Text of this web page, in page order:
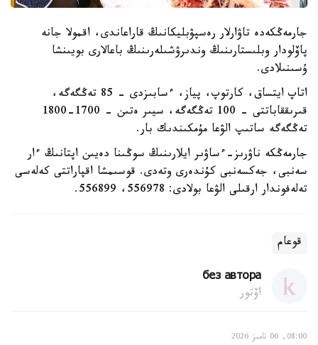
جارمەڭكەدە تاۋارلار رەسپۋبليكانىڭ قاراعاندى، اقمولا جانە
پاۆلودار وبلىستارىنىڭ وندىرۋشىلەرىنىڭ باعالارى بويىنشا
ۇسىنىلادى.
اتاپ ايتساق، كارتوپ، پياز، ءسابىزدى - 85 تەڭگەگە،
قىرىققاباتتى - 100 تەڭگەگە، سيىر ەتىن - 1700-1800
تەڭگەگە ساتىپ الۋعا مۇمكىندىك بار.
جارمەڭكە ناۋرىز-ءساۋىر ايلارىنىڭ سوڭىنا دەيىن اپتانىڭ ءار
سەنبى، جەكسەنبى كۇندەرى وتەدى. قوسىمشا اقپاراتتى كەلەسى
تەلەفوندار ارقىلى الۋعا بولادى: 556978، 556899.
قوعام
без автора
اۆتور
08:00, 06 تامىز 2026